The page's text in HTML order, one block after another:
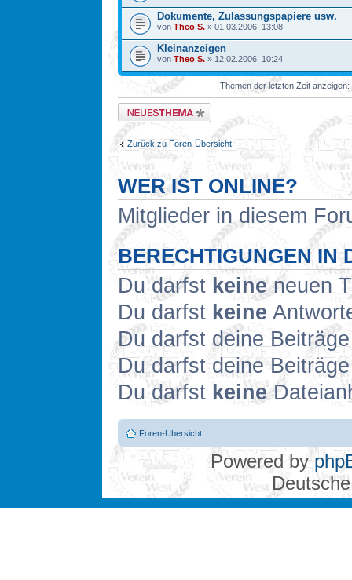
Dokumente, Zulassungspapiere usw.
von Theo S. » 01.03.2006, 13:08
Kleinanzeigen
von Theo S. » 12.02.2006, 10:24
Themen der letzten Zeit anzeigen:
Neues Thema erstellen
Zurück zu Foren-Übersicht
WER IST ONLINE?
Mitglieder in diesem
BERECHTIGUNGEN IN
Du darfst keineneuen
Du darfst keine
Du darfst deine
Du darfst deine
Du darfst keine
Foren-Übersicht
Powered by